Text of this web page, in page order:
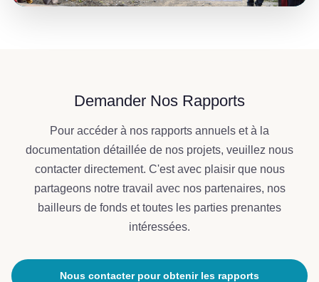
Demander Nos Rapports
Pour accéder à nos rapports annuels et à la
documentation détaillée de nos projets, veuillez nous
contacter directement. C'est avec plaisir que nous
partageons notre travail avec nos partenaires, nos
bailleurs de fonds et toutes les parties prenantes
intéressées.
Nous contacter pour obtenir les rapports